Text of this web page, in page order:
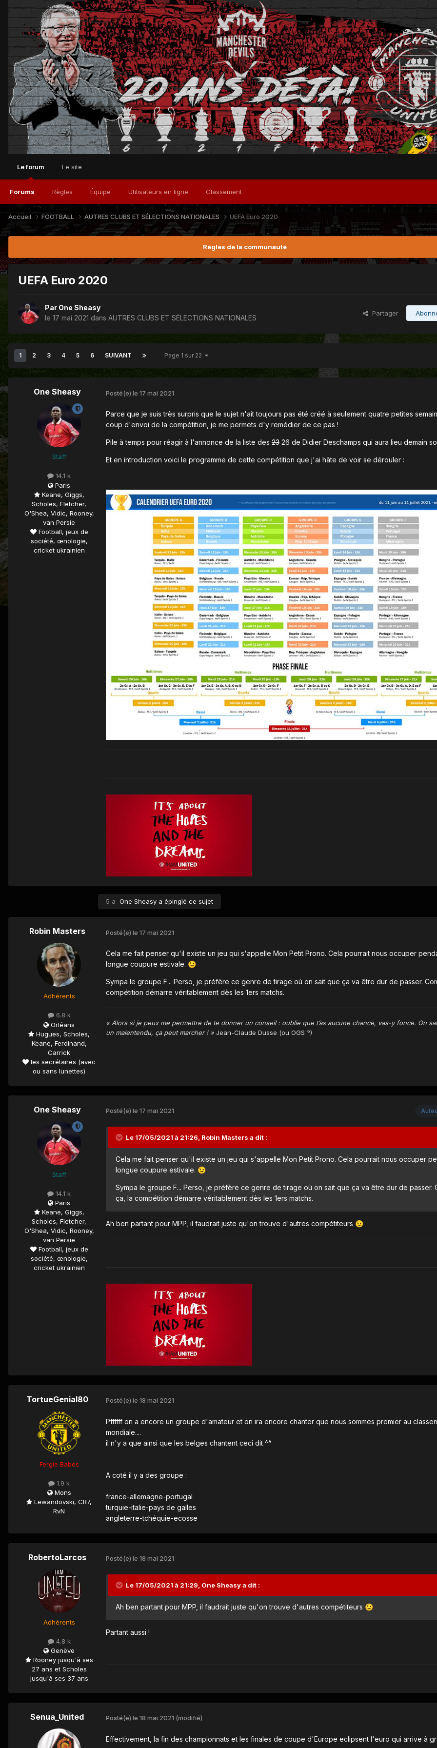
Le forum
Forums Règles Équipe Utilisateurs en ligne Classement
Le site
Accueil FOOTBALL AUTRES CLUBS ET SÉLECTIONS NATIONALES UEFA Euro 2020
Règles de la communauté
UEFA Euro 2020
Par One Sheasy
le 17 mai 2021 dans AUTRES CLUBS ET SÉLECTIONS NATIONALES
Partager
1 2 3 4 5 6 SUIVANT Page 1 sur 22
One Sheasy
Staff
14.1 k
Paris
Keane, Giggs,
Scholes, Fletcher,
O'Shea, Vidic, Rooney,
van Persie
Football, jeux de
société, œnologie,
cricket ukrainien
Posté(e) le 17 mai 2021
Parce que je suis très surpris que le sujet n'ait toujours pas été créé à seulement quatre petites
coup d'envoi de la compétition, je me permets d'y remédier de ce pas !
Pile à temps pour réagir à l'annonce de la liste des 23 26 de Didier Deschamps qui aura lieu demain
Et en introduction voici le programme de cette compétition que j'ai hâte de voir se dérouler :
5 a One Sheasy a épinglé ce sujet
Robin Masters
Adhérents
6.8 k
Orléans
Hugues, Scholes,
Keane, Ferdinand,
Carrick
les secrétaires (avec
ou sans lunettes)
Posté(e) le 17 mai 2021
Cela me fait penser qu'il existe un jeu qui s'appelle Mon Petit Prono. Cela pourrait nous occuper
longue coupure estivale. 😉
Sympa le groupe F... Perso, je préfère ce genre de tirage où on sait que ça va être dur de passer.
compétition démarre véritablement dès les 1ers matchs.
« Alors si je peux me permettre de te donner un conseil : oublie que t’as aucune chance, vas-y fonce. On
un malentendu, ça peut marcher ! » Jean-Claude Dusse (ou OGS ?)
One Sheasy
Staff
14.1 k
Paris
Keane, Giggs,
Scholes, Fletcher,
O'Shea, Vidic, Rooney,
van Persie
Football, jeux de
société, œnologie,
cricket ukrainien
Posté(e) le 17 mai 2021
Le 17/05/2021 à 21:26, Robin Masters a dit :
Cela me fait penser qu'il existe un jeu qui s'appelle Mon Petit Prono. Cela pourrait nous occuper
longue coupure estivale. 😉
Sympa le groupe F... Perso, je préfère ce genre de tirage où on sait que ça va être dur de passer.
ça, la compétition démarre véritablement dès les 1ers matchs.
Ah ben partant pour MPP, il faudrait juste qu'on trouve d'autres compétiteurs 😉
TortueGenial80
Fergie Babes
1.9 k
Mons
Lewandovski, CR7,
RvN
Posté(e) le 18 mai 2021
Pffffff on a encore un groupe d'amateur et on ira encore chanter que nous sommes premier au
mondiale....
il n'y a que ainsi que les belges chantent ceci dit ^^
A coté il y a des groupe :
france-allemagne-portugal
turquie-italie-pays de galles
angleterre-tchéquie-ecosse
RobertoLarcos
Adhérents
4.8 k
Genève
Rooney jusqu'à ses
27 ans et Scholes
jusqu'à ses 37 ans
Posté(e) le 18 mai 2021
Le 17/05/2021 à 21:29, One Sheasya dit :
Ah ben partant pour MPP, il faudrait juste qu'on trouve d'autres compétiteurs 😉
Partant aussi !
Senua_United Posté(e) le 18 mai 2021 (modifié)
Effectivement, la fin des championnats et les finales de coupe d'Europe eclipsent l'euro qui arrive à